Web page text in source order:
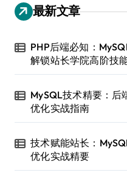
最新文章
PHP后端必知：
解锁站长学院高阶技
MySQL技术精要：后
优化实战指南
技术赋能站长：
优化实战精要